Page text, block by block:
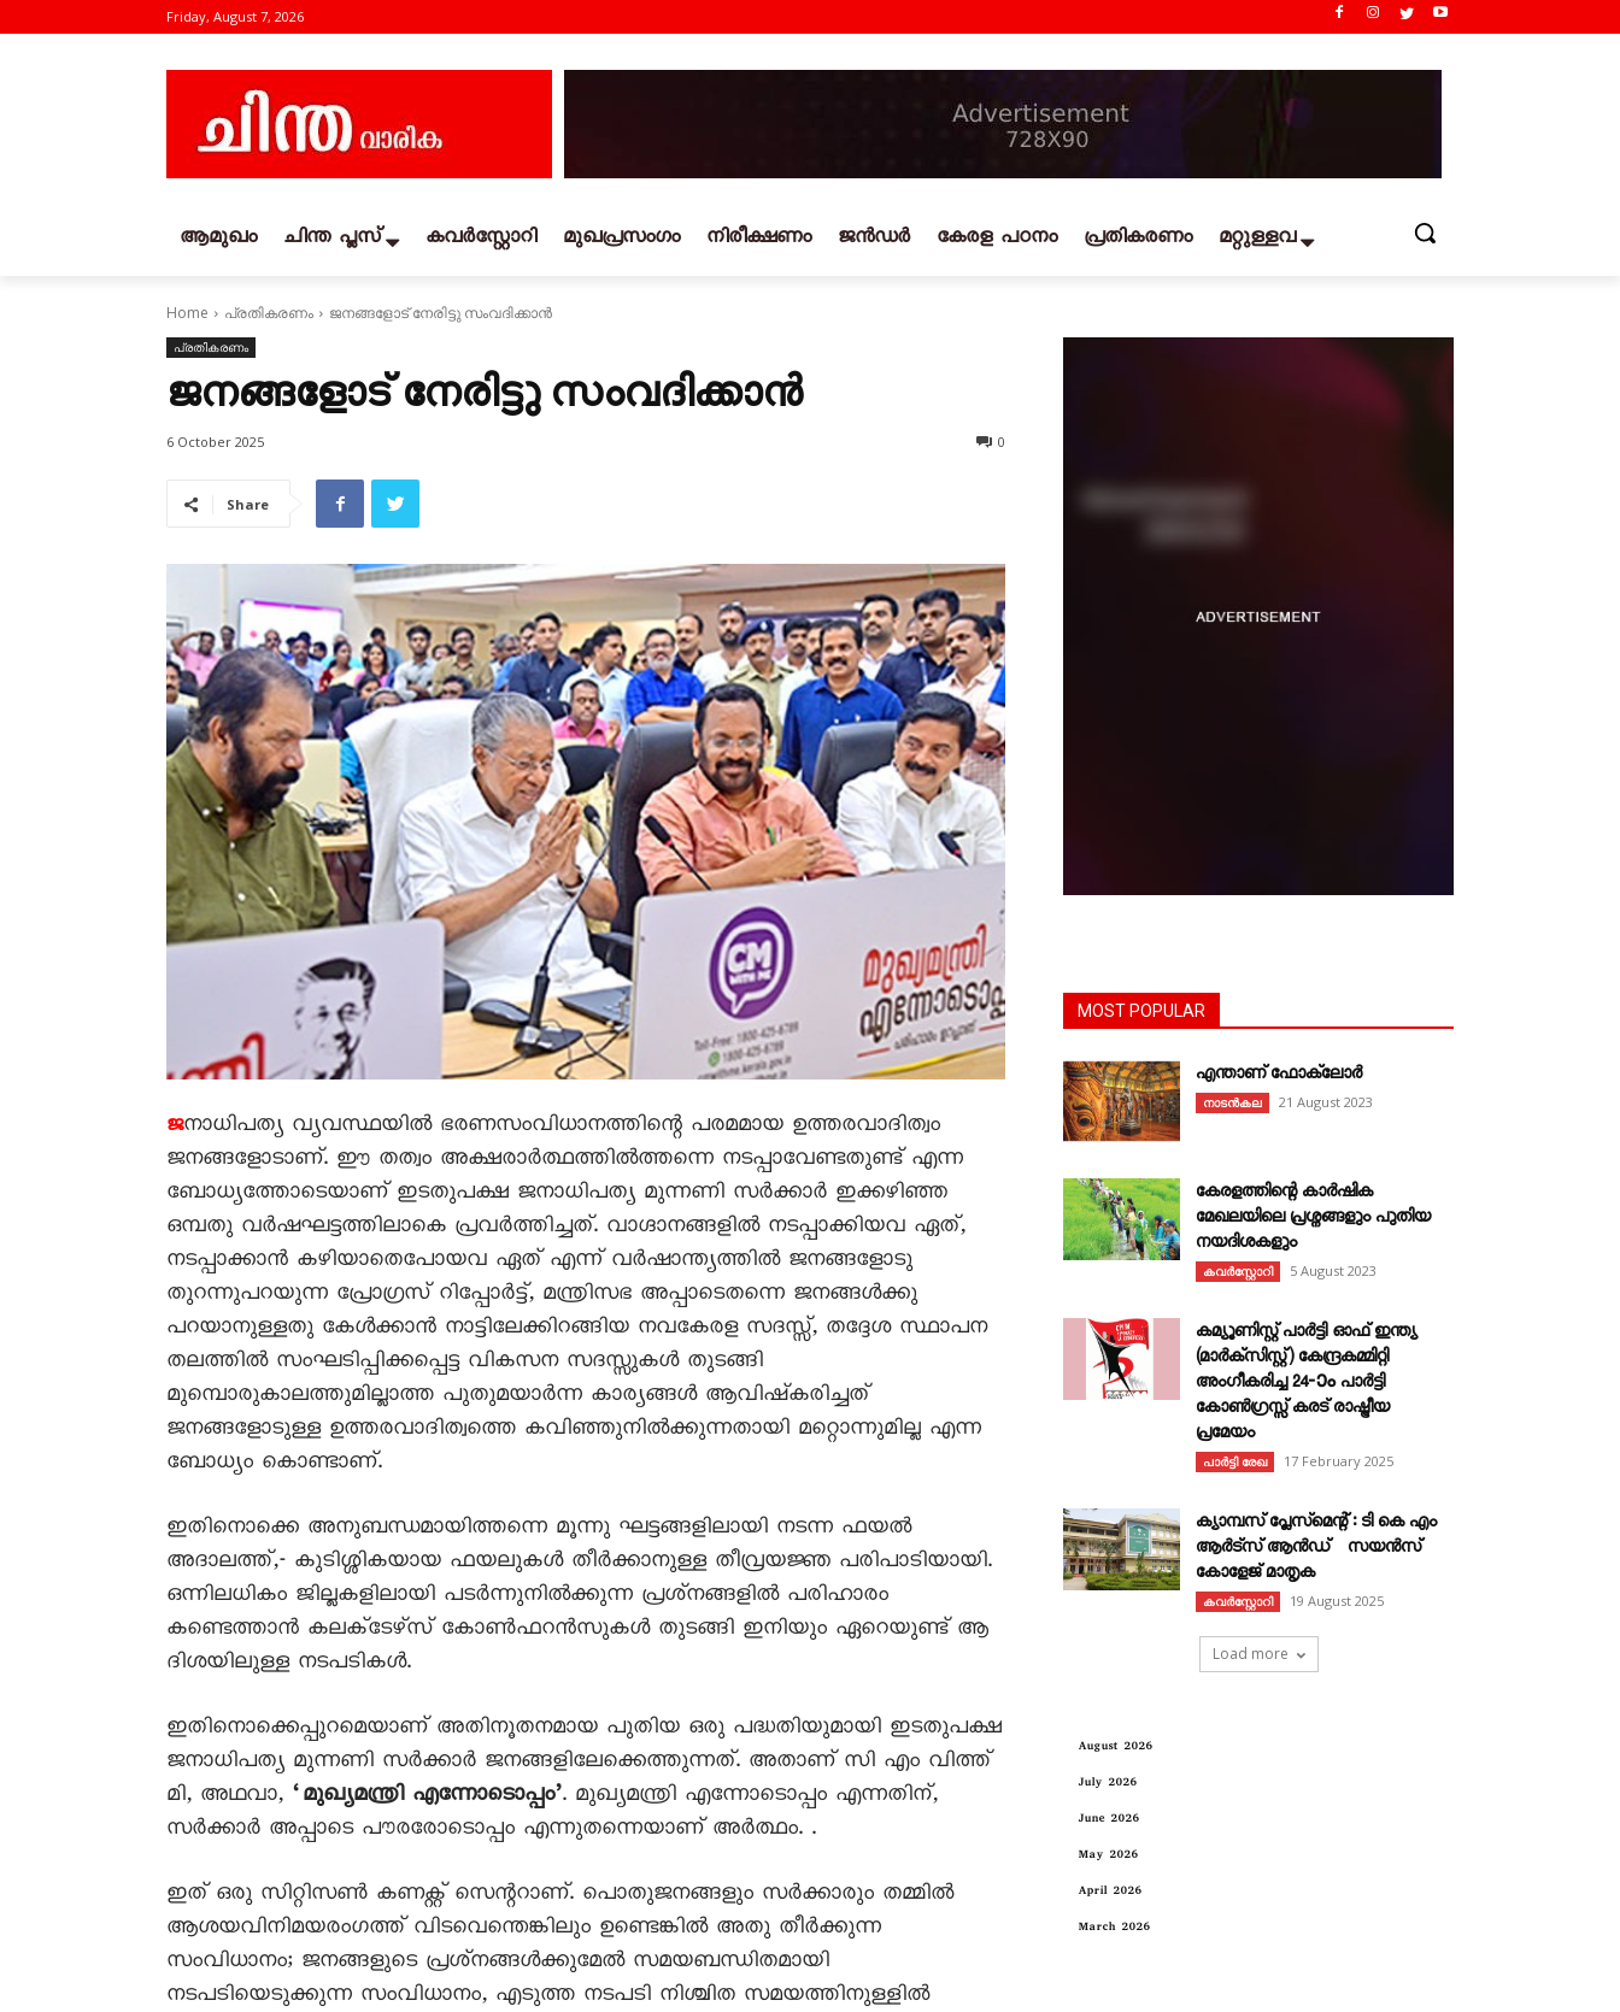
Friday, August 7, 2026
ആമുഖം ചിന്ത പ്ലസ് കവര്‍സ്റ്റോറി മുഖപ്രസംഗം നിരീക്ഷണം ജൻഡർ കേരള പഠനം പ്രതികരണം മറ്റുള്ളവ
Home പ്രതികരണം ജനങ്ങളോട് നേരിട്ടു സംവദിക്കാൻ
പ്രതികരണം
ജനങ്ങളോട് നേരിട്ടു സംവദിക്കാൻ
6 October 2025 0
Share
ജനാധിപത്യ വ്യവസ്ഥയിൽ ഭരണസംവിധാനത്തിന്റെ പരമമായ ഉത്തരവാദിത്വം
ജനങ്ങളോടാണ്. ഈ തത്വം അക്ഷരാർത്ഥത്തിൽത്തന്നെ നടപ്പാവേണ്ടതുണ്ട് എന്ന
ബോധ്യത്തോടെയാണ് ഇടതുപക്ഷ ജനാധിപത്യ മുന്നണി സർക്കാർ ഇക്കഴിഞ്ഞ
ഒമ്പതു വർഷഘട്ടത്തിലാകെ പ്രവർത്തിച്ചത്. വാഗ്ദാനങ്ങളിൽ നടപ്പാക്കിയവ ഏത്,
നടപ്പാക്കാൻ കഴിയാതെപോയവ ഏത് എന്ന് വർഷാന്ത്യത്തിൽ ജനങ്ങളോടു
തുറന്നുപറയുന്ന പ്രോഗ്രസ് റിപ്പോർട്ട്, മന്ത്രിസഭ അപ്പാടെതന്നെ ജനങ്ങൾക്കു
പറയാനുള്ളതു കേൾക്കാൻ നാട്ടിലേക്കിറങ്ങിയ നവകേരള സദസ്സ്, തദ്ദേശ സ്ഥാപന
തലത്തിൽ സംഘടിപ്പിക്കപ്പെട്ട വികസന സദസ്സുകൾ തുടങ്ങി
മുമ്പൊരുകാലത്തുമില്ലാത്ത പുതുമയാർന്ന കാര്യങ്ങൾ ആവിഷ്‌കരിച്ചത്
ജനങ്ങളോടുള്ള ഉത്തരവാദിത്വത്തെ കവിഞ്ഞുനിൽക്കുന്നതായി മറ്റൊന്നുമില്ല എന്ന
ബോധ്യം കൊണ്ടാണ്.
ഇതിനൊക്കെ അനുബന്ധമായിത്തന്നെ മൂന്നു ഘട്ടങ്ങളിലായി നടന്ന ഫയൽ
അദാലത്ത്,- കുടിശ്ശികയായ ഫയലുകൾ തീർക്കാനുള്ള തീവ്രയജ്ഞ പരിപാടിയായി.
ഒന്നിലധികം ജില്ലകളിലായി പടർന്നുനിൽക്കുന്ന പ്രശ്‌നങ്ങളിൽ പരിഹാരം
കണ്ടെത്താൻ കലക്‌ടേഴ്‌സ് കോൺഫറൻസുകൾ തുടങ്ങി ഇനിയും ഏറെയുണ്ട് ആ
ദിശയിലുള്ള നടപടികൾ.
ഇതിനൊക്കെപ്പുറമെയാണ് അതിനൂതനമായ പുതിയ ഒരു പദ്ധതിയുമായി ഇടതുപക്ഷ
ജനാധിപത്യ മുന്നണി സർക്കാർ ജനങ്ങളിലേക്കെത്തുന്നത്. അതാണ് സി എം വിത്ത്
മി, അഥവാ, ‘മുഖ്യമന്ത്രി എന്നോടൊപ്പം’. മുഖ്യമന്ത്രി എന്നോടൊപ്പം എന്നതിന്,
സർക്കാർ അപ്പാടെ പൗരരോടൊപ്പം എന്നുതന്നെയാണ് അർത്ഥം. .
ഇത് ഒരു സിറ്റിസൺ കണക്റ്റ് സെന്ററാണ്. പൊതുജനങ്ങളും സർക്കാരും തമ്മിൽ
ആശയവിനിമയരംഗത്ത് വിടവെന്തെങ്കിലും ഉണ്ടെങ്കിൽ അതു തീർക്കുന്ന
സംവിധാനം; ജനങ്ങളുടെ പ്രശ്‌നങ്ങൾക്കുമേൽ സമയബന്ധിതമായി
നടപടിയെടുക്കുന്ന സംവിധാനം, എടുത്ത നടപടി നിശ്ചിത സമയത്തിനുള്ളിൽ
MOST POPULAR
എന്താണ്‌ ഫോക്‌ലോർ
നാടൻകല 21 August 2023
കേരളത്തിന്റെ കാർഷിക
മേഖലയിലെ പ്രശ്നങ്ങളും പുതിയ
നയദിശകളും
കവര്‍സ്റ്റോറി 5 August 2023
കമ്യൂണിസ്റ്റ് പാർട്ടി ഓഫ് ഇന്ത്യ
(മാർക്സിസ്റ്റ്) കേന്ദ്രകമ്മിറ്റി
അംഗീകരിച്ച 24‐ാം പാർട്ടി
കോൺഗ്രസ്സ് കരട് രാഷ്ട്രീയ
പ്രമേയം
പാർട്ടി രേഖ 17 February 2025
ക്യാമ്പസ് പ്ലേസ്മെന്റ് : ടി കെ എം
ആർട്സ് ആൻഡ് സയൻസ്
കോളേജ് മാതൃക
കവര്‍സ്റ്റോറി 19 August 2025
Load more
August 2026
July 2026
June 2026
May 2026
April 2026
March 2026